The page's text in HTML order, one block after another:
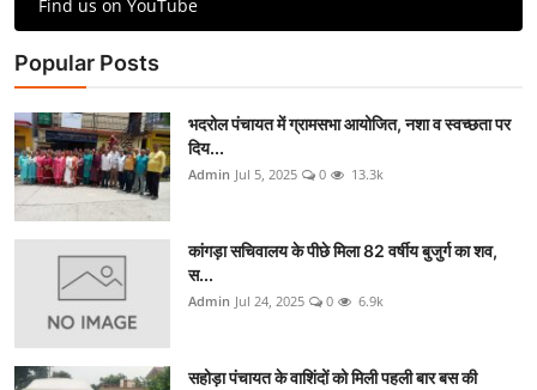
Find us on YouTube
Popular Posts
भदरोल पंचायत में ग्रामसभा आयोजित, नशा व स्वच्छता पर
दिय...
Admin Jul 5, 2025 0 13.3k
कांगड़ा सचिवालय के पीछे मिला 82 वर्षीय बुजुर्ग का शव,
स...
Admin Jul 24, 2025 0 6.9k
सहोड़ा पंचायत के वाशिंदों को मिली पहली बार बस की